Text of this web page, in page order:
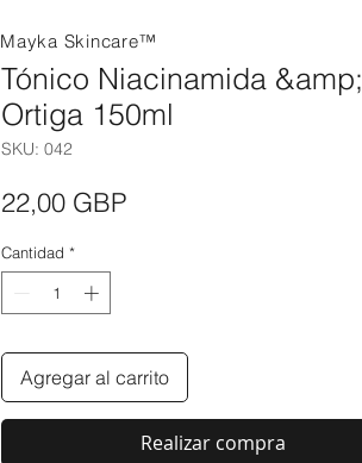
Tónico Niacinamida &amp;
Ortiga 150ml
SKU: 042
22,00 GBPPrecio
Cantidad *
Agregar al carrito
Realizar compra
Mayka Skincare™